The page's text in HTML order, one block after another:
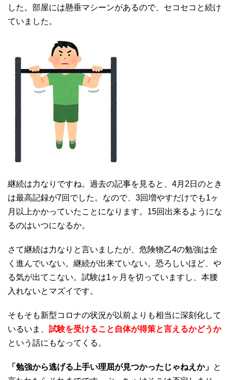
した。部屋には懸垂マシーンがあるので、セコセコと続け
ていました。
継続は力なりですね。過去の記事を見ると、4月2日のとき
は最高記録が7回でした。なので、3回増やすだけでも1ヶ
月以上かかっていたことになります。15回出来るようにな
るのはいつになるか。
さて継続は力なりと言いましたが、危険物乙4の勉強は全
く進んでいない。継続が出来ていない。恐ろしいほど、や
る気が出てこない。試験は1ヶ月を切っていますし、本腰
入れないとマズイです。
そもそも新型コロナの状況が以前よりも相当に深刻化して
いるいま、 試験を受けること自体が得策と言えるかどうか
という話にもなってくる。
「勉強から逃げる上手い理屈が見つかったじゃねえか」 と